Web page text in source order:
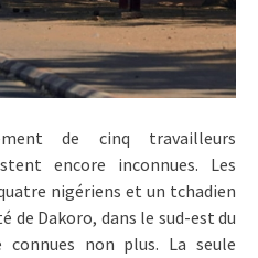
de cinq travailleurs
encore inconnues. Les
nigériens et un tchadien
de Dakoro, dans le sud-est du
non plus. La seule